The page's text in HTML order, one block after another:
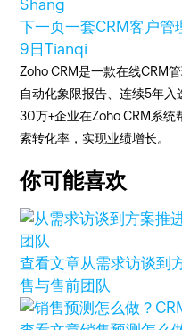
Shang
下一页一套CRM客户管
9日Tianqi
Zoho CRM是一款在线CRM
自动化象限报告、连续5年
30万+企业在Zoho CRM系
索转化率，实现业绩增长。
你可能喜欢
查看文章从需求访谈到
售与售前团队